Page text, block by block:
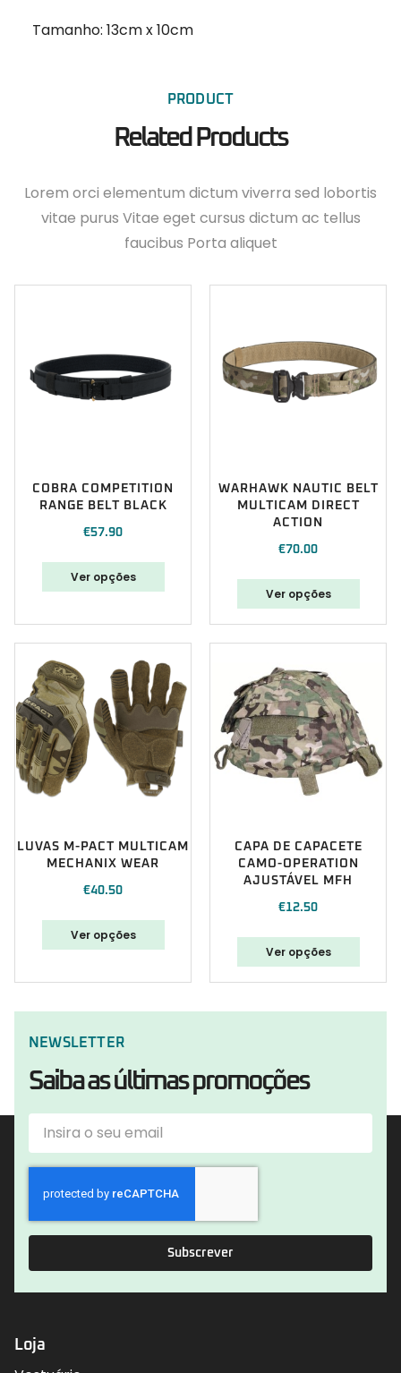
Tamanho: 13cm x 10cm
PRODUCT
Related Products
Lorem orci elementum dictum viverra sed lobortis
vitae purus Vitae eget cursus dictum ac tellus
faucibus Porta aliquet
COBRA COMPETITION
RANGE BELT BLACK
€57.90
Ver opções
WARHAWK NAUTIC BELT
MULTICAM DIRECT
ACTION
€70.00
Ver opções
LUVAS M-PACT MULTICAM
MECHANIX WEAR
€40.50
Ver opções
CAPA DE CAPACETE
CAMO-OPERATION
AJUSTÁVEL MFH
€12.50
Ver opções
NEWSLETTER
Saiba as últimas promoções
Subscrever
Loja